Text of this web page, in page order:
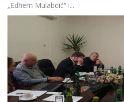
„Edhem Mulabdić“ i...